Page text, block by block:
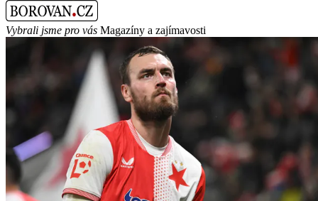
Vybrali jsme pro vás Magazíny a zajímavosti